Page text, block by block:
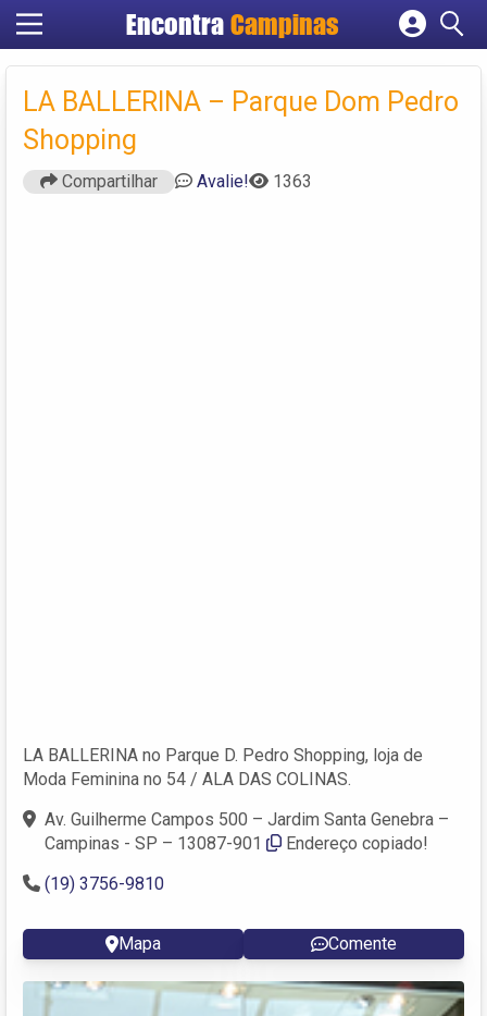
Encontra Campinas
Cadastrar empresa
Criar conta
LA BALLERINA – Parque Dom Pedro
Shopping
Compartilhar Avalie! 1363
LA BALLERINA no Parque D. Pedro Shopping, loja de
Moda Feminina no 54 / ALA DAS COLINAS.
Av. Guilherme Campos 500 – Jardim Santa Genebra –
Campinas - SP – 13087-901
Endereço copiado!
(19) 3756-9810
Mapa Comente